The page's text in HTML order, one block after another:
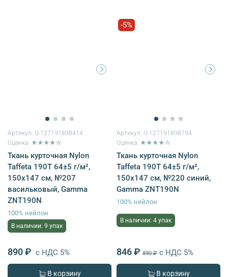
Артикул: G-127191898414
Оценка: ★★★★☆
Ткань курточная Nylon
Taffeta 190T 64±5 г/м²,
150х147 см, №207
васильковый, Gamma
ZNT190N
100% нейлон
В наличии: 9 упак
890 ₽ с НДС 5%
В корзину
-5%
Артикул: G-127191898794
Оценка: ★★★★☆
Ткань курточная Nylon
Taffeta 190T 64±5 г/м²,
150х147 см, №220 синий,
Gamma ZNT190N
100% нейлон
В наличии: 4 упак
846 ₽ 890 ₽ с НДС 5%
В корзину